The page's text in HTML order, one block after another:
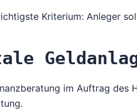
Kriterium: Anleger
im Auftrag des